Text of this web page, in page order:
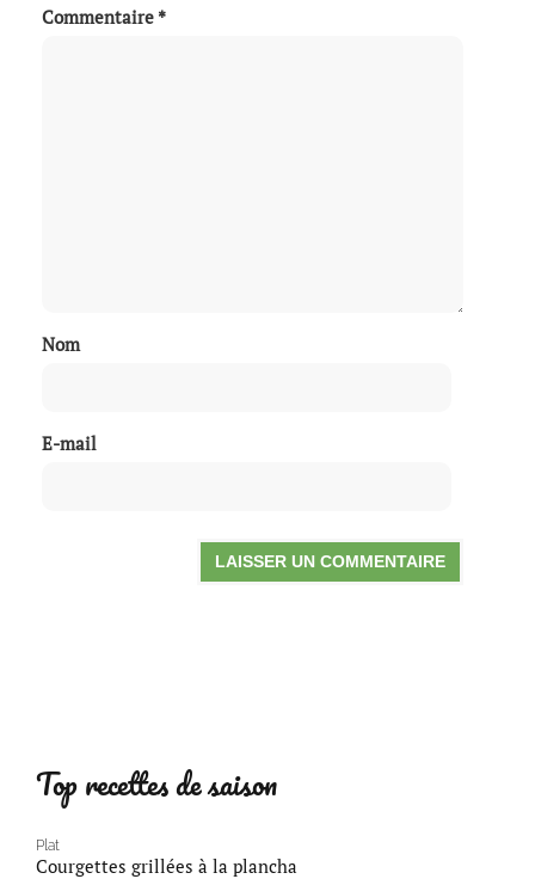
Commentaire *
Nom
E-mail
Top recettes de saison
Plat
Courgettes grillées à la plancha